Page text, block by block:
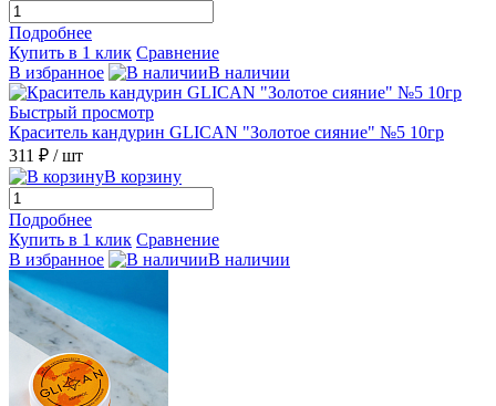
Подробнее
Купить в 1 клик Сравнение
В избранное
В наличии
Быстрый просмотр
Краситель кандурин GLICAN "Золотое сияние" №5 10гр
311 ₽ / шт
В корзину
Подробнее
Купить в 1 клик Сравнение
В избранное
В наличии